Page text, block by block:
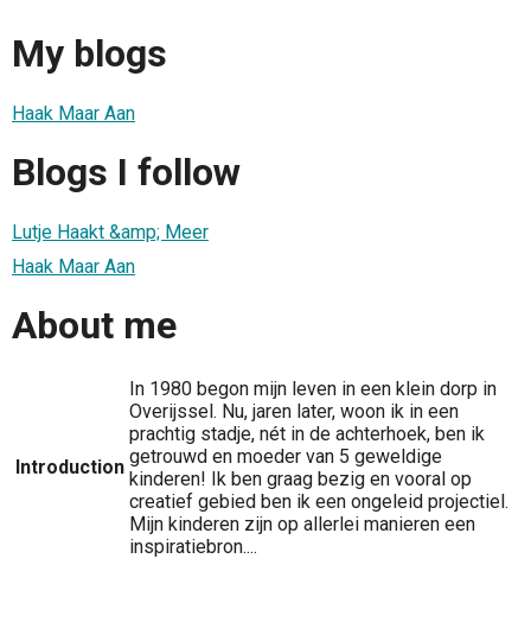
My blogs
Haak Maar Aan
Blogs I follow
Lutje Haakt &amp; Meer
Haak Maar Aan
About me
Introduction
In 1980 begon mijn leven in een klein dorp in
Overijssel. Nu, jaren later, woon ik in een
prachtig stadje, nét in de achterhoek, ben ik
getrouwd en moeder van 5 geweldige
kinderen! Ik ben graag bezig en vooral op
creatief gebied ben ik een ongeleid projectiel.
Mijn kinderen zijn op allerlei manieren een
inspiratiebron....